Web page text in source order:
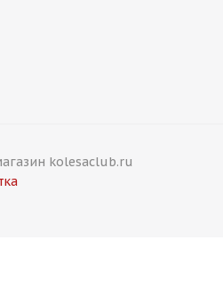
kolesaclub.ru